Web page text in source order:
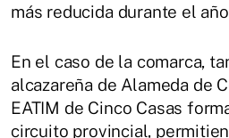
más reducida durante el
En el caso de la comarca,
alcazareña de Alameda de
EATIM de Cinco Casas
circuito provincial,